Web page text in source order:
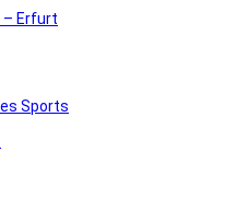
– Erfurt
Sports